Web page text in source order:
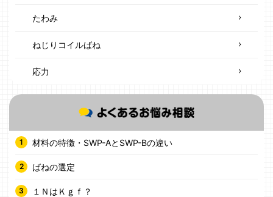
たわみ
ねじりコイルばね
応力
材料の特徴・SWP-AとSWP-Bの違い
ばねの選定
１ＮはＫｇｆ？